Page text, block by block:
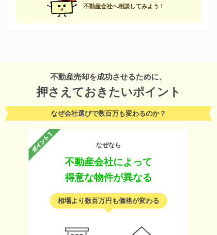
不動産会社へ相談してみよう！
不動産売却を成功させるために、
押さえておきたいポイント
なぜ会社選びで数百万も変わるのか？
なぜなら
不動産会社によって
得意な物件が異なる
相場より数百万円も価格が変わる